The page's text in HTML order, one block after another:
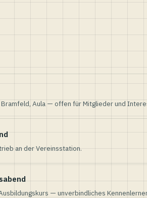
Aula — offen für Mitglieder und
an der Vereinsstation.
— unverbindliches